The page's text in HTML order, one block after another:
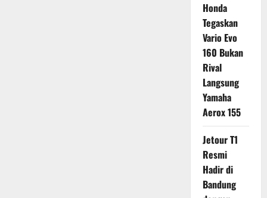
Honda
Tegaskan
Vario Evo
160 Bukan
Rival
Langsung
Yamaha
Aerox 155
Jetour T1
Resmi
Hadir di
Bandung